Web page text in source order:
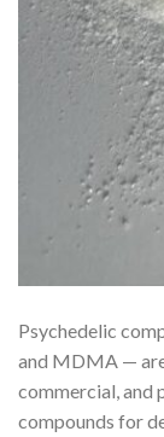
Psychedelic
and MDMA —
commercial, and
compounds for